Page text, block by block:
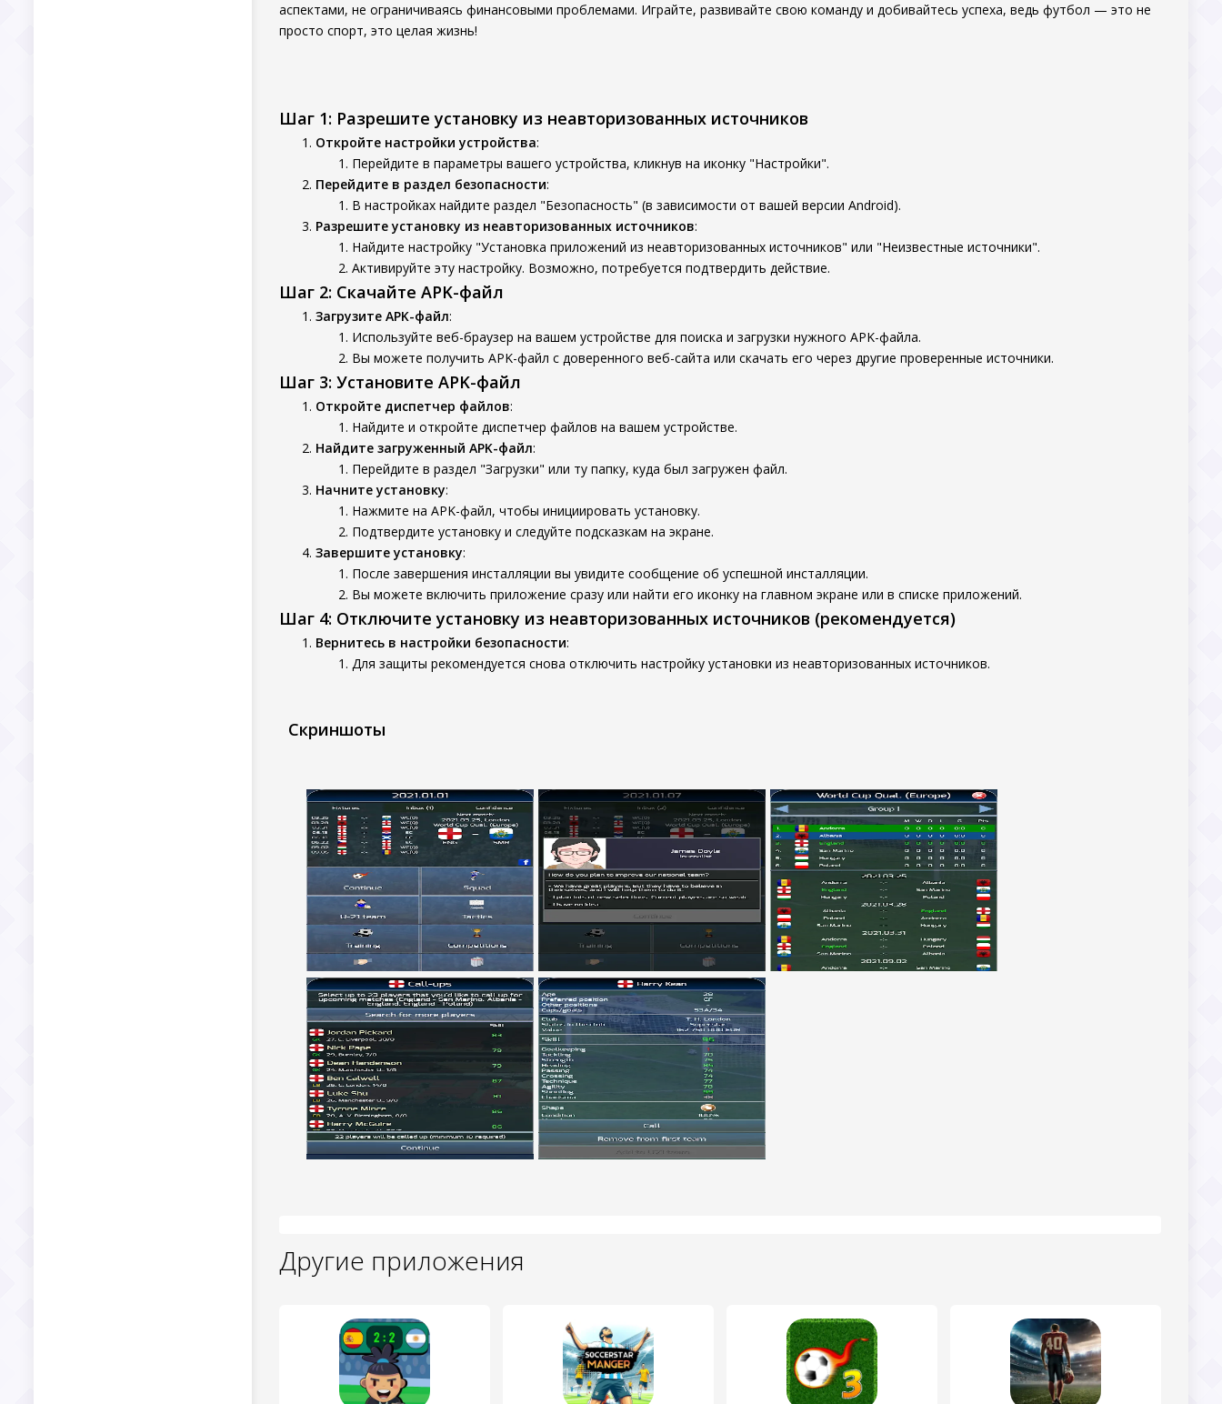
аспектами, не ограничиваясь финансовыми проблемами. Играйте, развивайте свою команду и добивайтесь успеха, ведь футбол — это не
просто спорт, это целая жизнь!
Шаг 1: Разрешите установку из неавторизованных источников
Откройте настройки устройства:
Перейдите в параметры вашего устройства, кликнув на иконку "Настройки".
Перейдите в раздел безопасности:
В настройках найдите раздел "Безопасность" (в зависимости от вашей версии Android).
Разрешите установку из неавторизованных источников:
Найдите настройку "Установка приложений из неавторизованных источников" или "Неизвестные источники".
Активируйте эту настройку. Возможно, потребуется подтвердить действие.
Шаг 2: Скачайте APK-файл
Загрузите APK-файл:
Используйте веб-браузер на вашем устройстве для поиска и загрузки нужного APK-файла.
Вы можете получить APK-файл с доверенного веб-сайта или скачать его через другие проверенные источники.
Шаг 3: Установите APK-файл
Откройте диспетчер файлов:
Найдите и откройте диспетчер файлов на вашем устройстве.
Найдите загруженный APK-файл:
Перейдите в раздел "Загрузки" или ту папку, куда был загружен файл.
Начните установку:
Нажмите на APK-файл, чтобы инициировать установку.
Подтвердите установку и следуйте подсказкам на экране.
Завершите установку:
После завершения инсталляции вы увидите сообщение об успешной инсталляции.
Вы можете включить приложение сразу или найти его иконку на главном экране или в списке приложений.
Шаг 4: Отключите установку из неавторизованных источников (рекомендуется)
Вернитесь в настройки безопасности:
Для защиты рекомендуется снова отключить настройку установки из неавторизованных источников.
Скриншоты
Другие приложения